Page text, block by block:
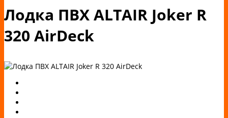
Лодка ПВХ ALTAIR Joker R
320 AirDeck